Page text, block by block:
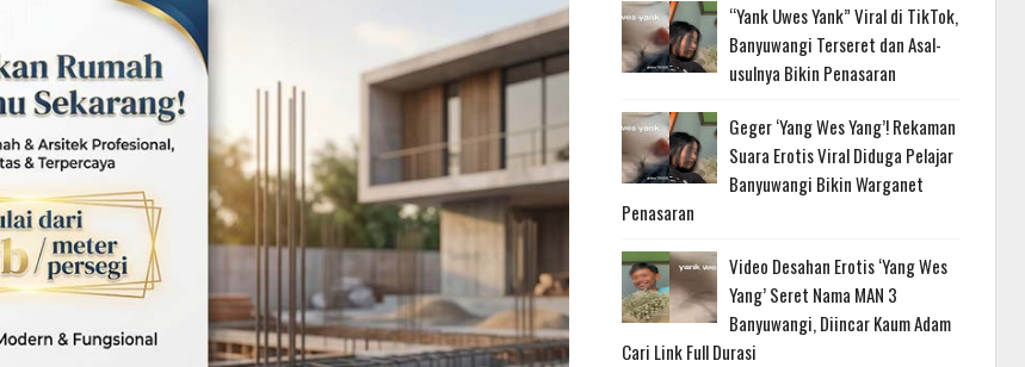
“Yank Uwes Yank” Viral di TikTok,
Banyuwangi Terseret dan Asal-
usulnya Bikin Penasaran
Geger ‘Yang Wes Yang’! Rekaman
Suara Erotis Viral Diduga Pelajar
Banyuwangi Bikin Warganet
Penasaran
Video Desahan Erotis ‘Yang Wes
Yang’ Seret Nama MAN 3
Banyuwangi, Diincar Kaum Adam
Cari Link Full Durasi